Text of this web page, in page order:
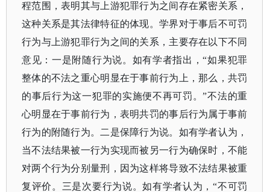
程范围，表明其与上游犯罪行为之间存在紧密关系，
这种关系是其法律特征的体现。学界对于事后不可罚
行为与上游犯罪行为之间的关系，主要存在以下不同
意见：一是附随行为说。如有学者指出，“如果犯罪
整体的不法之重心明显在于事前行为上，那么，共罚
的事后行为这一犯罪的实施便不再可罚。”不法的重
心明显在于事前行为，表明共罚的事后行为属于事前
行为的附随行为。二是保障行为说。如有学者认为，
当不法结果被一行为实现而被另一行为确保时，不能
对两个行为分别量刑，因为这样将导致不法结果被重
复评价。三是次要行为说。如有学者认为，“不可罚